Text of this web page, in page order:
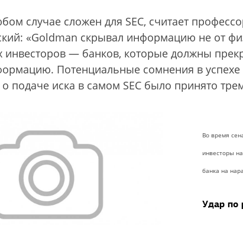
случае сложен для SEC, считает
«Goldman скрывал информацию не от
— банков, которые должны
Потенциальные сомнения в успехе
подаче иска в самом SEC было принято
Во время
инвесторы
банка на
Удар по